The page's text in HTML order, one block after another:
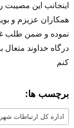
اینجانب این مصیبت
همکاران عزیزم و
نموده و ضمن طلب
درگاه خداوند
‌کنم
برچسب ها:
اداره کل ارتباطات